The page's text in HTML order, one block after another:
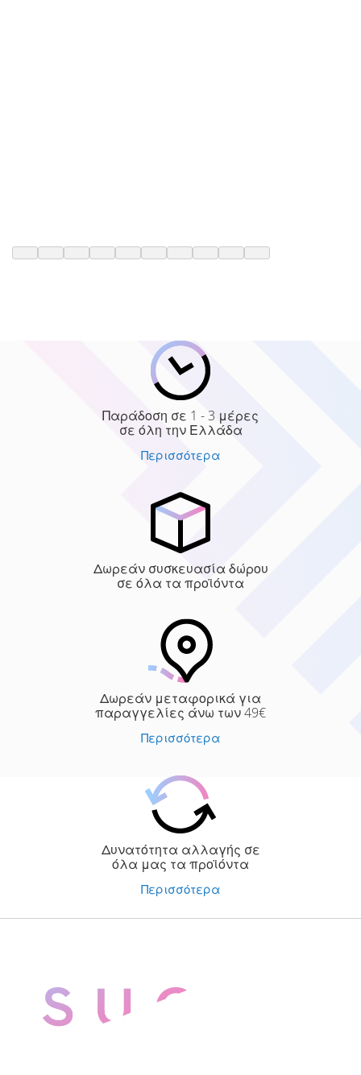
Παράδοση σε 1 - 3 μέρες
σε όλη την Ελλάδα
Περισσότερα
Δωρεάν συσκευασία δώρου
σε όλα τα προϊόντα
Δωρεάν μεταφορικά για
παραγγελίες άνω των 49€
Περισσότερα
Δυνατότητα αλλαγής σε
όλα μας τα προϊόντα
Περισσότερα